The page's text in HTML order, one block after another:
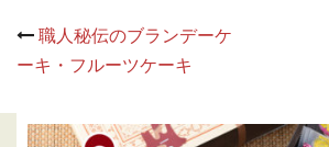
Post
navigation
職人秘伝のブランデーケ
ーキ・フルーツケーキ